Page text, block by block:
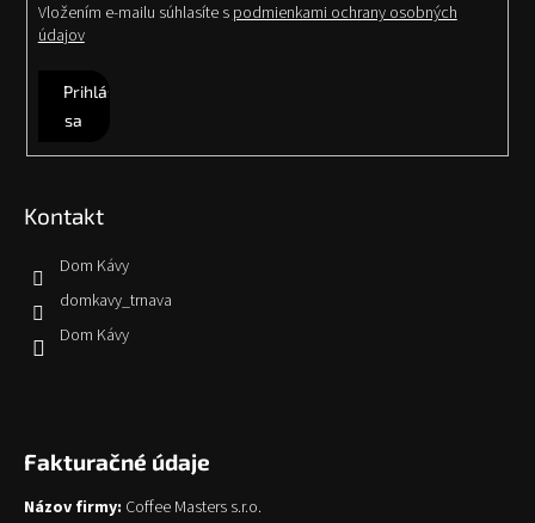
Vložením e-mailu súhlasíte spodmienkami ochrany osobných
údajov
Prihlásiť
sa
Kontakt
Dom Kávy
domkavy_trnava
Dom Kávy
Fakturačné údaje
Názov firmy: Coffee Masters s.r.o.